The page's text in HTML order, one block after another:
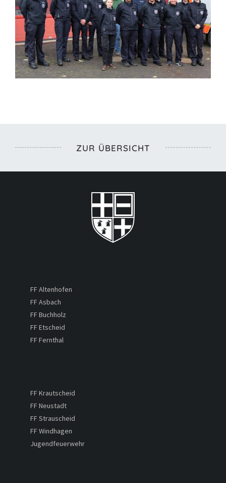
ZUR ÜBERSICHT
FF Altenhofen
FF Asbach
FF Buchholz
FF Etscheid
FF Fernthal
FF Krautscheid
FF Neustadt
FF Strauscheid
FF Windhagen
Jugendfeuerwehr